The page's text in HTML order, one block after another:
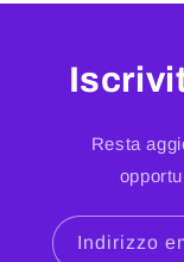
Resta
Indirizzo